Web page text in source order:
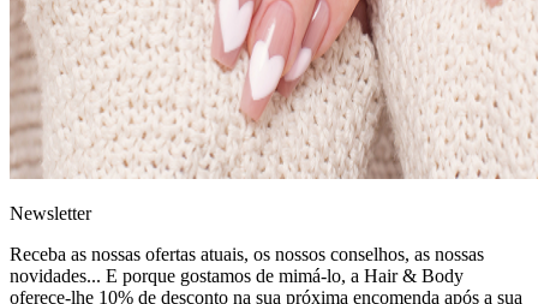
Newsletter
Receba as nossas ofertas atuais, os nossos conselhos, as nossas
novidades... E porque gostamos de mimá-lo, a Hair & Body
oferece-lhe 10% de desconto na sua próxima encomenda após a sua